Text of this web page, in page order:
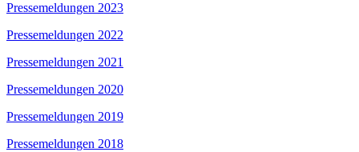
Pressemeldungen 2023
Pressemeldungen 2022
Pressemeldungen 2021
Pressemeldungen 2020
Pressemeldungen 2019
Pressemeldungen 2018